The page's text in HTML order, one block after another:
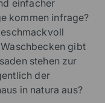
einfacher
kommen infrage?
gibt
stehen zur
der
in natura aus?